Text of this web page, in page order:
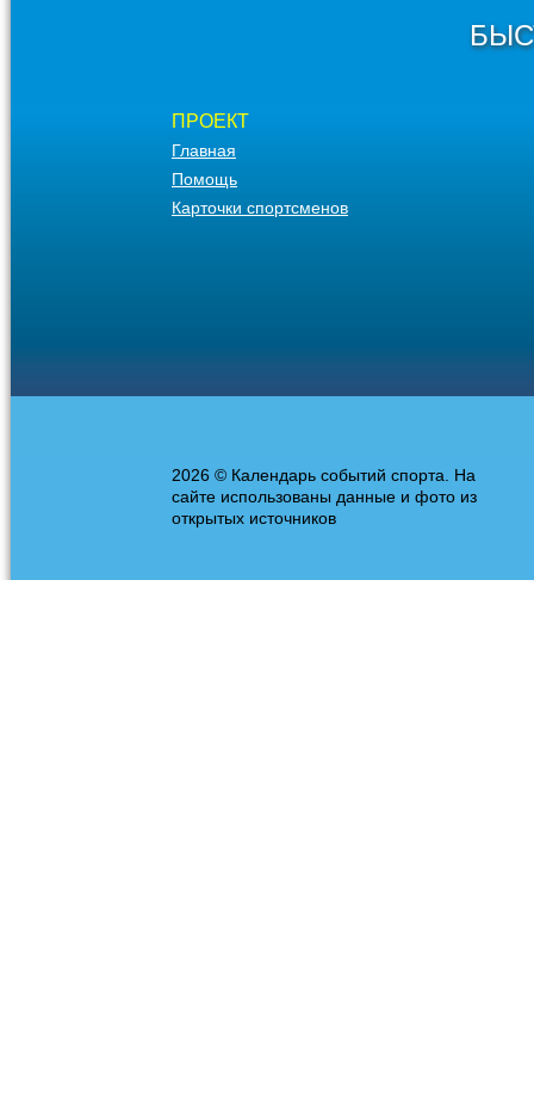
ПРОЕКТ
Главная
Помощь
Карточки спортсменов
2026 © Календарь событий спорта. На
сайте использованы данные и фото из
открытых источников